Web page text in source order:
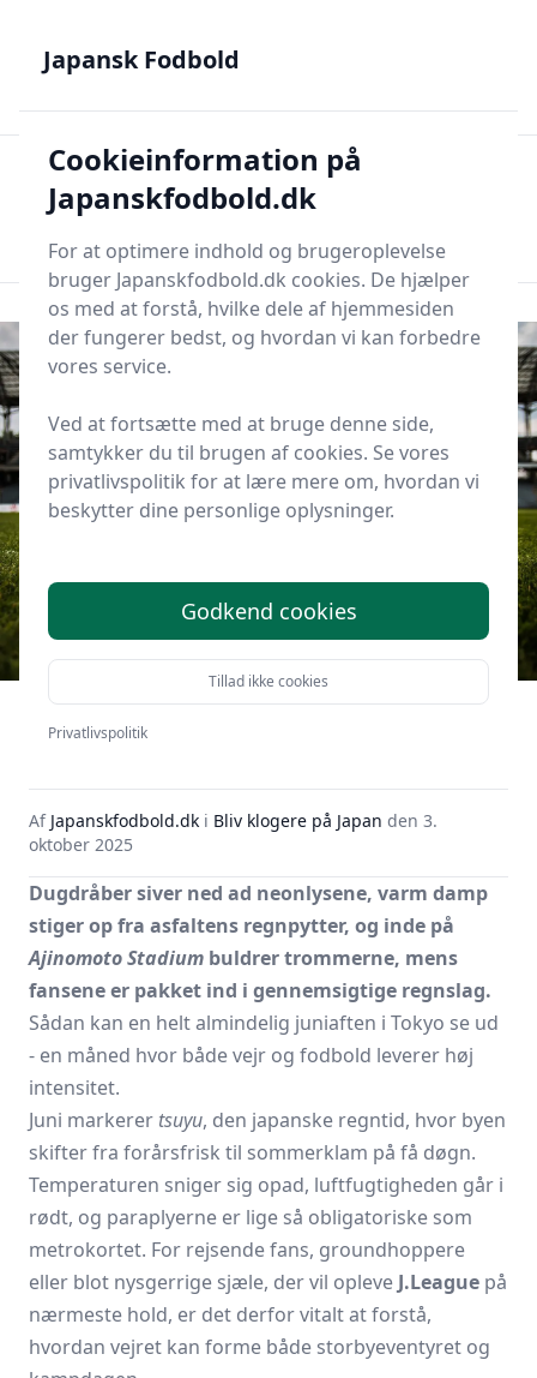
japanske talenter
Japansk Fodbold
Søg nu
Hvordan er vejret i Tokyo i
juni?
Af Japanskfodbold.dk i Bliv klogere på Japan den 3.
oktober 2025
Dugdråber siver ned ad neonlysene, varm damp
stiger op fra asfaltens regnpytter, og inde på
Ajinomoto Stadium buldrer trommerne, mens
fansene er pakket ind i gennemsigtige regnslag.
Sådan kan en helt almindelig juniaften i Tokyo se ud
- en måned hvor både vejr og fodbold leverer høj
intensitet.
Juni markerer tsuyu, den japanske regntid, hvor byen
skifter fra forårsfrisk til sommerklam på få døgn.
Temperaturen sniger sig opad, luftfugtigheden går i
rødt, og paraplyerne er lige så obligatoriske som
metro­kortet. For rejsende fans, groundhoppere
eller blot nysgerrige sjæle, der vil opleve J.League på
nærmeste hold, er det derfor vitalt at forstå,
hvordan vejret kan forme både storby­eventyret og
Japansk Fodbold
Cookieinformation på
Japanskfodbold.dk
For at optimere indhold og brugeroplevelse
bruger Japanskfodbold.dk cookies. De hjælper
os med at forstå, hvilke dele af hjemmesiden
der fungerer bedst, og hvordan vi kan forbedre
vores service.
Ved at fortsætte med at bruge denne side,
samtykker du til brugen af cookies. Se vores
privatlivspolitik for at lære mere om, hvordan vi
beskytter dine personlige oplysninger.
Godkend cookies
Tillad ikke cookies
Privatlivspolitik